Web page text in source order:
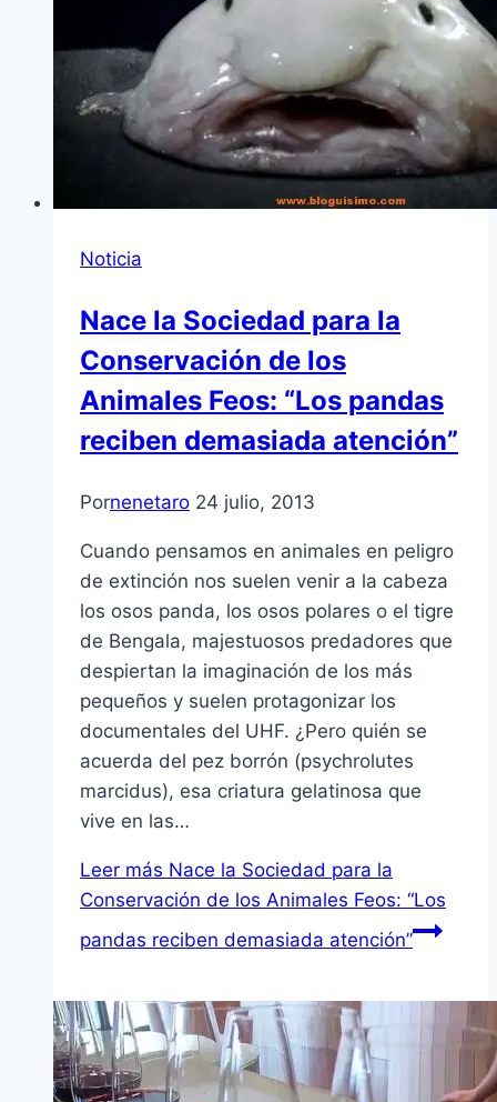
Noticia
Nace la Sociedad para la
Conservación de los
Animales Feos: “Los pandas
reciben demasiada atención”
Pornenetaro 24 julio, 2013
Cuando pensamos en animales en peligro
de extinción nos suelen venir a la cabeza
los osos panda, los osos polares o el tigre
de Bengala, majestuosos predadores que
despiertan la imaginación de los más
pequeños y suelen protagonizar los
documentales del UHF. ¿Pero quién se
acuerda del pez borrón (psychrolutes
marcidus), esa criatura gelatinosa que
vive en las…
Leer más Nace la Sociedad para la
Conservación de los Animales Feos: “Los
pandas reciben demasiada atención”